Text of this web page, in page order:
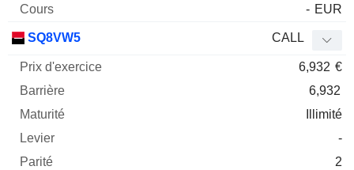
- EUR
SQ8VW5 CALL
6,932 €
6,932
Illimité
-
2